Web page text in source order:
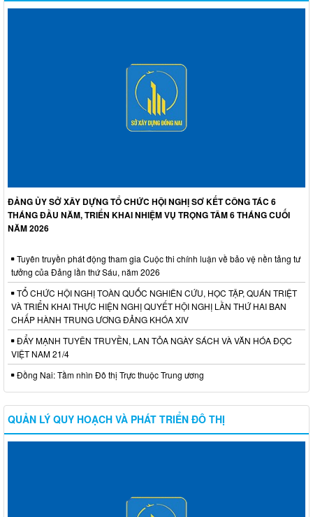
ĐẢNG ỦY SỞ XÂY DỰNG TỔ CHỨC HỘI NGHỊ SƠ KẾT CÔNG TÁC 6
THÁNG ĐẦU NĂM, TRIỂN KHAI NHIỆM VỤ TRỌNG TÂM 6 THÁNG CUỐI
NĂM 2026
Tuyên truyền phát động tham gia Cuộc thi chính luận về bảo vệ nền tảng tư
tưởng của Đảng lần thứ Sáu, năm 2026
TỔ CHỨC HỘI NGHỊ TOÀN QUỐC NGHIÊN CỨU, HỌC TẬP, QUÁN TRIỆT
VÀ TRIỂN KHAI THỰC HIỆN NGHỊ QUYẾT HỘI NGHỊ LẦN THỨ HAI BAN
CHẤP HÀNH TRUNG ƯƠNG ĐẢNG KHÓA XIV
ĐẨY MẠNH TUYÊN TRUYỀN, LAN TỎA NGÀY SÁCH VÀ VĂN HÓA ĐỌC
VIỆT NAM 21/4
Đồng Nai: Tầm nhìn Đô thị Trực thuộc Trung ương
QUẢN LÝ QUY HOẠCH VÀ PHÁT TRIỂN ĐÔ THỊ